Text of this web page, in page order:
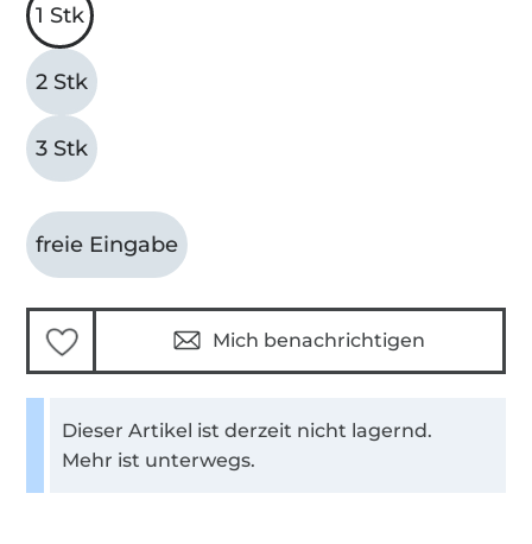
1 Stk
2 Stk
3 Stk
freie Eingabe
Mich benachrichtigen
Dieser Artikel ist derzeit nicht lagernd.
Mehr ist unterwegs.